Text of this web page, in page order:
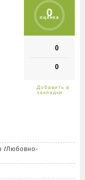
0
оценка
0
0
/Любовно-